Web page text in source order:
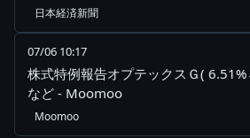
日本経済新聞
07/06 10:17
株式特例報告オプテックスＧ(
など - Moomoo
Moomoo